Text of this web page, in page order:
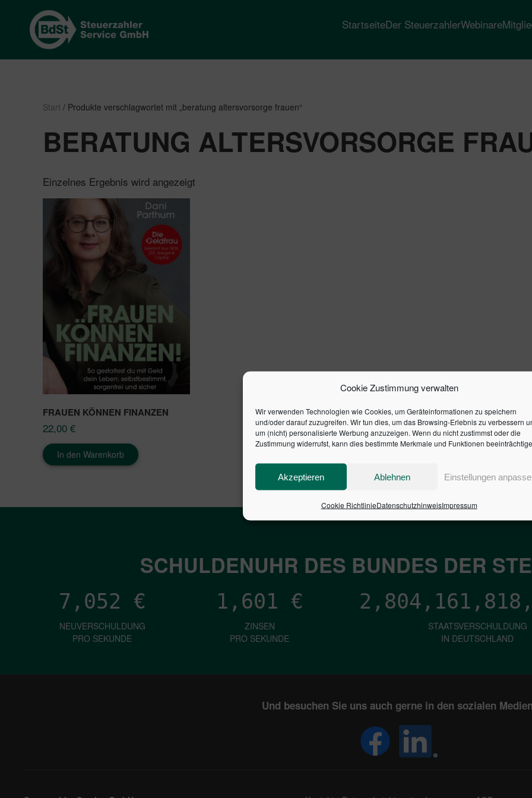
Cookie Zustimmung verwalten
Wir verwenden Technologien wie Cookies, um Geräteinformationen zu speichern
und/oder darauf zuzugreifen. Wir tun dies, um das Browsing-Erlebnis zu verbessern
um (nicht) personalisierte Werbung anzuzeigen. Wenn du nicht zustimmst oder die
Zustimmung widerrufst, kann dies bestimmte Merkmale und Funktionen
Akzeptieren Ablehnen Einstellungen
Cookie RichtlinieDatenschutzhinweisImpressum
StartseiteDer SteuerzahlerWebinare
Start / Produkte verschlagwortet mit „beratung altersvorsorge frauen“
BERATUNG ALTERSVORSORGE
Einzelnes Ergebnis wird angezeigt
FRAUEN KÖNNEN FINANZEN
22,00 €
In den Warenkorb
SCHULDENUHR DES BUNDES DER
7,052 €
NEUVERSCHULDUNG
PRO SEKUNDE
1,601 €
ZINSEN
PRO SEKUNDE
STAATSVERSCHULDUNG
IN DEUTSCHLAND
Und besuchen Sie uns auch gerne in den sozialen